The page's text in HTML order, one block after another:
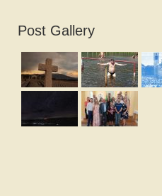
Post Gallery